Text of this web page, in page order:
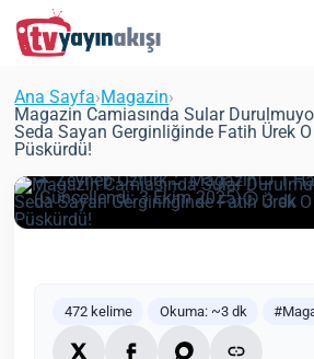
Ana Sayfa›Magazin›
Magazin Camiasında Sular
Seda Sayan Gerginliğinde Fatih Ürek
Püskürdü!
Magazin Camiasında
Sayan Gerginliğinde
İddialara Ateş
Zeynep Öztürk Magazin
1
(Güncellendi: 3 Ekim 2025)
3 dk
472 kelime Okuma: ~3 dk